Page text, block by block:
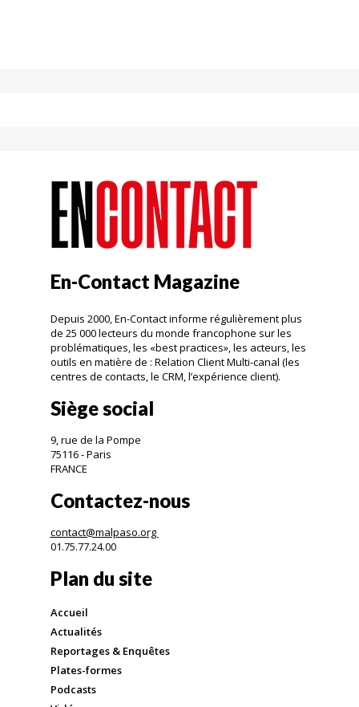
En-Contact Magazine
Depuis 2000, En-Contact informe régulièrement plus
de 25 000 lecteurs du monde francophone sur les
problématiques, les «best practices», les acteurs, les
outils en matière de : Relation Client Multi-canal (les
centres de contacts, le CRM, l’expérience client).
Siège social
9, rue de la Pompe
75116 - Paris
FRANCE
Contactez-nous
contact@malpaso.org
01.75.77.24.00
Plan du site
Accueil
Actualités
Reportages & Enquêtes
Plates-formes
Podcasts